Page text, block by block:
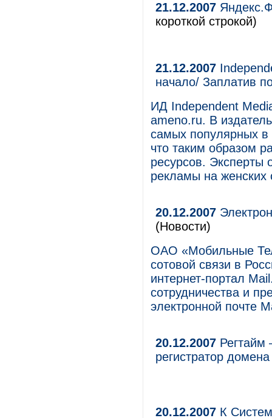
21.12.2007
короткой строкой)
21.12.2007
начало/ Заплатив
ИД Independent
ameno.ru. В
самых популярных в
что таким образом
ресурсов. Эксперты
рекламы на женских
20.12.2007
(Новости)
ОАО «Мобильные
сотовой связи в
интернет-портал
сотрудничества и
электронной почте
20.12.2007 Регтайм
регистратор
20.12.2007 К